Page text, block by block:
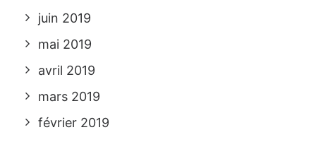
juin 2019
mai 2019
avril 2019
mars 2019
février 2019